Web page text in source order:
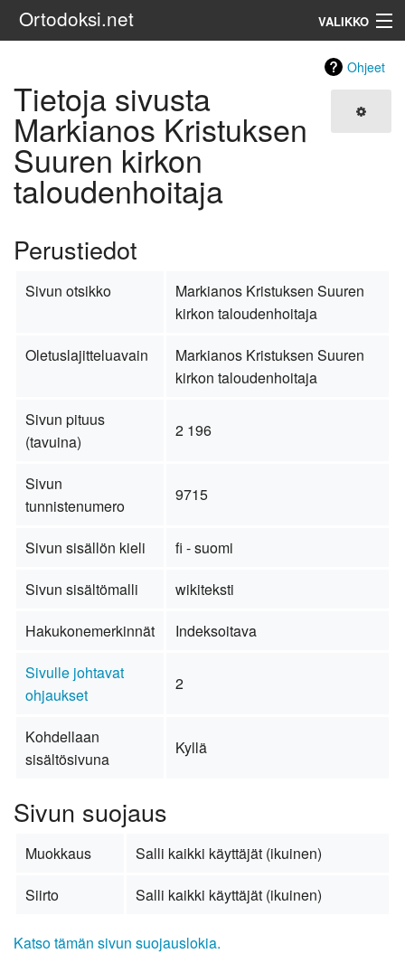
Ortodoksi.net VALIKKO
Haku
Ohjeet
Tietoja sivusta
Markianos Kristuksen
Suuren kirkon
taloudenhoitaja
Perustiedot
Sivun otsikko
Markianos Kristuksen Suuren
kirkon taloudenhoitaja
Oletuslajitteluavain
Markianos Kristuksen Suuren
kirkon taloudenhoitaja
Sivun pituus
(tavuina)
2 196
Sivun
tunnistenumero
9715
Sivun sisällön kieli
fi - suomi
Sivun sisältömalli
wikiteksti
Hakukonemerkinnät
Indeksoitava
Sivulle johtavat
ohjaukset
2
Kohdellaan
sisältösivuna
Kyllä
Sivun suojaus
Muokkaus
Salli kaikki käyttäjät (ikuinen)
Siirto
Salli kaikki käyttäjät (ikuinen)
Katso tämän sivun suojauslokia.